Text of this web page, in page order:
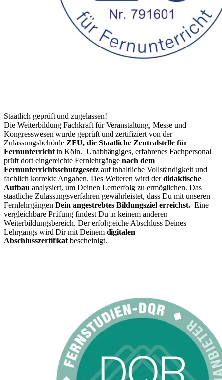
Staatlich geprüft und zugelassen!
Die Weiterbildung Fachkraft für Veranstaltung, Messe und
Kongresswesen wurde geprüft und zertifiziert von der
Zulassungsbehörde ZFU, die Staatliche Zentralstelle für
Fernunterricht in Köln. Unabhängiges, erfahrenes Fachpersonal
prüft dort eingereichte Fernlehrgänge nach dem
Fernunterrichtsschutzgesetz auf inhaltliche Vollständigkeit und
fachlich korrekte Angaben. Des Weiteren wird derdidaktische
Aufbau analysiert, um Deinen Lernerfolg zu ermöglichen. Das
staatliche Zulassungsverfahren gewährleistet, dass Du mit unseren
Fernlehrgängen Dein angestrebtes Bildungsziel erreichst. Eine
vergleichbare Prüfung findest Du in keinem anderen
Weiterbildungsbereich. Der erfolgreiche Abschluss Deines
Lehrgangs wird Dir mit Deinem digitalen
Abschlusszertifikat bescheinigt.